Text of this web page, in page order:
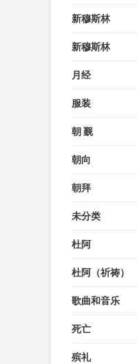
新穆斯林
新穆斯林
月经
服装
朝 觐
朝向
朝拜
未分类
杜阿
杜阿（祈祷）
歌曲和音乐
死亡
殡礼